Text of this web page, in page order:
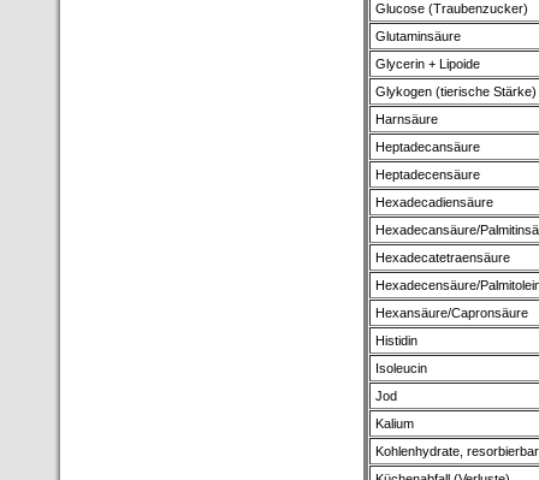
Glucose (Traubenzucker)
Glutaminsäure
Glycerin + Lipoide
Glykogen (tierische Stärke)
Harnsäure
Heptadecansäure
Heptadecensäure
Hexadecadiensäure
Hexadecansäure/
Hexadecatetraensäure
Hexadecensäure/
Hexansäure/Capronsäure
Histidin
Isoleucin
Jod
Kalium
Kohlenhydrate,